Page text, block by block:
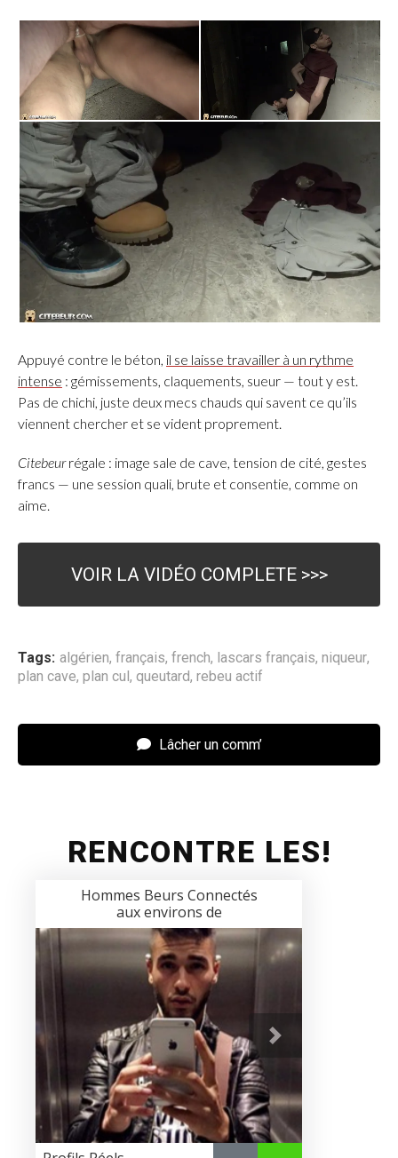
Appuyé contre le béton, il se laisse travailler à un rythme
intense : gémissements, claquements, sueur — tout y est.
Pas de chichi, juste deux mecs chauds qui savent ce qu’ils
viennent chercher et se vident proprement.
Citebeurrégale : image sale de cave, tension de cité, gestes
francs — une session quali, brute et consentie, comme on
aime.
VOIR LA VIDÉO COMPLETE >>>
Tags: algérien, français, french, lascars français, niqueur,
plan cave, plan cul, queutard, rebeu actif
Lâcher un comm’
RENCONTRE LES!